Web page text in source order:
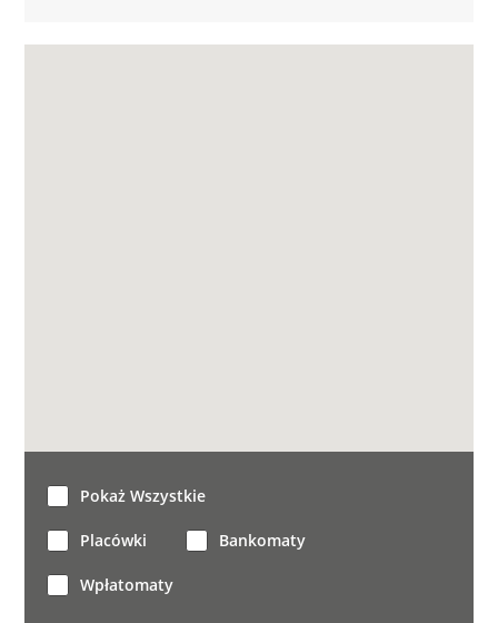
Pokaż Wszystkie
Placówki Bankomaty
Wpłatomaty